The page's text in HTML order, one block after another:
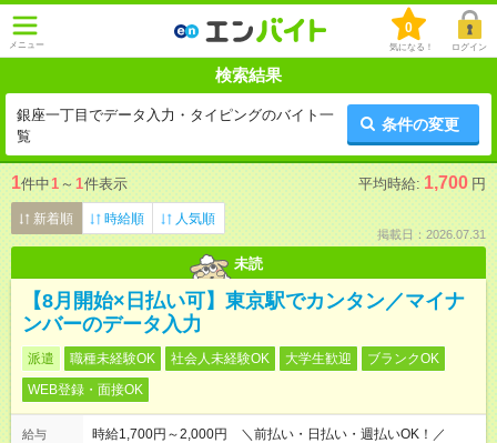
メニュー
0
気になる！ ログイン
検索結果
銀座一丁目でデータ入力・タイピングのバイト一
覧
条件の変更
1件中1 ～ 1件表示 平均時給: 1,700 円
新着順 時給順 人気順
掲載日：2026.07.31
未読
【8月開始×日払い可】東京駅でカンタン／マイナ
ンバーのデータ入力
派遣 職種未経験OK 社会人未経験OK 大学生歓迎
ブランクOK
WEB登録・面接OK
給与
時給1,700円～2,000円 ＼前払い・日払い・週払いOK！／